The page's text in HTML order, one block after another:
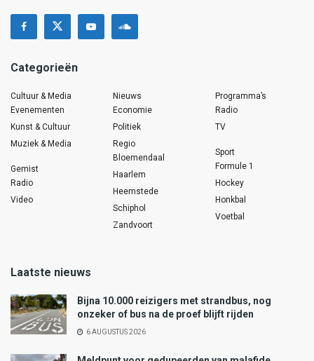
Categorieën
Cultuur & Media
Evenementen
Kunst & Cultuur
Muziek & Media
Gemist
Radio
Video
Nieuws
Economie
Politiek
Regio
Bloemendaal
Haarlem
Heemstede
Schiphol
Zandvoort
Programma’s
Radio
TV
Sport
Formule 1
Hockey
Honkbal
Voetbal
Laatste nieuws
Bijna 10.000 reizigers met strandbus, nog
onzeker of bus na de proef blijft rijden
6 AUGUSTUS 2026